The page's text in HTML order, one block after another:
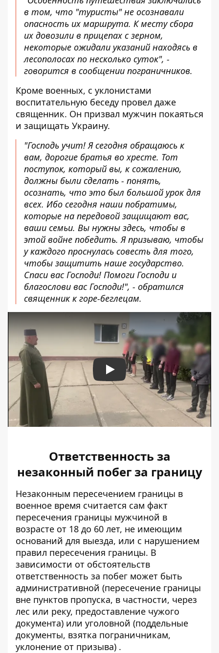
в том, что "туристы" не осознавали
опасность их маршрута. К месту сбора
их довозили в прицепах с зерном,
некоторые ожидали указаний находясь в
лесополосах по несколько суток", -
говорится в сообщении пограничников.
Кроме военных, с уклонистами
воспитательную беседу провел даже
священник. Он призвал мужчин покаяться
и защищать Украину.
"Господь учит! Я сегодня обращаюсь к
вам, дорогие братья во хресте. Тот
поступок, который вы, к сожалению,
должны были сделать - понять,
осознать, что это был большой урок для
всех. Ибо сегодня наши побратимы,
которые на передовой защищают вас,
ваши семьи. Вы нужны здесь, чтобы в
этой войне победить. Я призываю, чтобы
у каждого проснулась совесть для того,
чтобы защитить наше государство.
Спаси вас Господи! Помоги Господи и
благослови вас Господи!", - обратился
священник к горе-беглецам.
Play
Ответственность за
незаконный побег за границу
Незаконным пересечением границы в
военное время считается сам факт
пересечения границы мужчиной в
возрасте от 18 до 60 лет, не имеющим
оснований для выезда, или с нарушением
правил пересечения границы. В
зависимости от обстоятельств
ответственность за побег может быть
административной (пересечение границы
вне пунктов пропуска, в частности, через
лес или реку, предоставление чужого
документа) или уголовной (поддельные
документы, взятка пограничникам,
уклонение от призыва) .